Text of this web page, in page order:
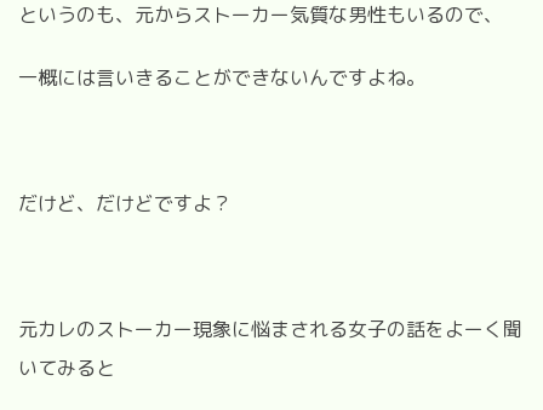
というのも、元からストーカー気質な男性もいるので、
一概には言いきることができないんですよね。
だけど、だけどですよ？
元カレのストーカー現象に悩まされる女子の話をよーく聞
いてみると